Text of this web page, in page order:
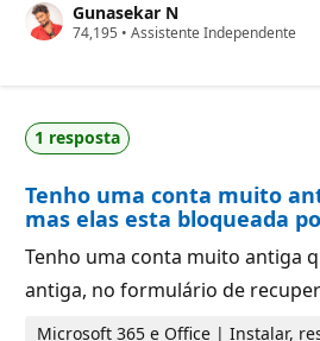
o
s
p
u
t
ç
ã
o
Gunasekar N
74,195 P
s
d
e
e
p
u
a
ç
ã
• Assistente Independente
1 resposta
Tenho uma conta muito
mas elas esta bloqueada
Tenho uma conta muito antiga
antiga, no formulário de
Microsoft 365 e Office | Instalar,